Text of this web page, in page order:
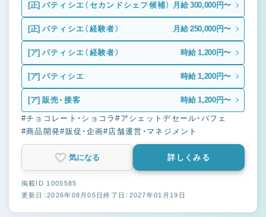
[正] パティシエ（セカンドシェフ候補） 月給 300,000円〜
[正] パティシエ（経験者） 月給 250,000円〜
[ア] パティシエ（経験者） 時給 1,200円〜
[ア] パティシエ 時給 1,200円〜
[ア] 販売・接客 時給 1,200円〜
#チョコレート・ショコラ#アシェットデセール・パフェ
#商品開発#販促・企画#店舗運営・マネジメント
気になる 詳しくみる
掲載ID 1005585
更新日：2026年08月05日終了日：2027年01月19日